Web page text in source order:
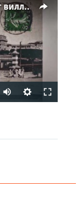
Домик у океана. Как выглядит вилла для Людмилы Путиной – репортаж с юга Франции